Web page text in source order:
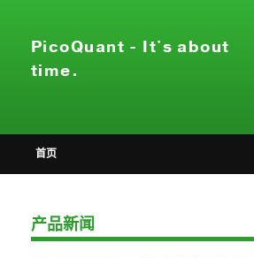
PicoQuant - It's about
time.
首页
应用领域
产品新闻